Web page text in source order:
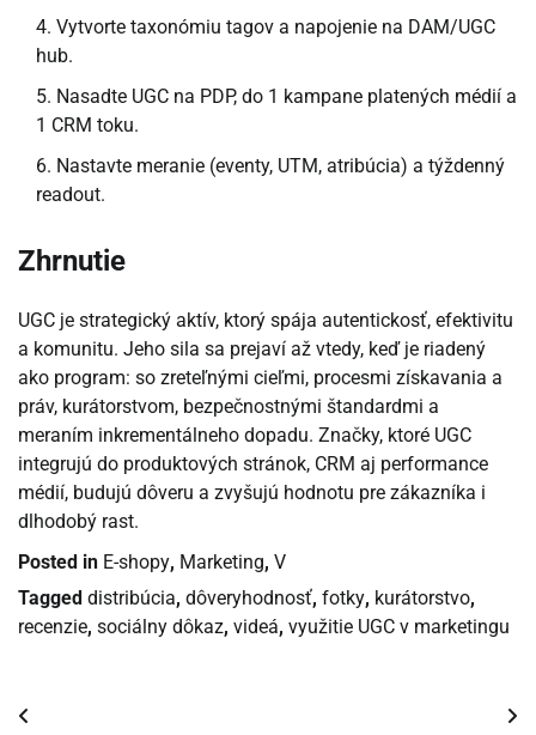
Vytvorte taxonómiu tagov a napojenie na DAM/UGC
hub.
Nasadte UGC na PDP, do 1 kampane platených médií a
1 CRM toku.
Nastavte meranie (eventy, UTM, atribúcia) a týždenný
readout.
Zhrnutie
UGC je strategický aktív, ktorý spája autentickosť, efektivitu
a komunitu. Jeho sila sa prejaví až vtedy, keď je riadený
ako program: so zreteľnými cieľmi, procesmi získavania a
práv, kurátorstvom, bezpečnostnými štandardmi a
meraním inkrementálneho dopadu. Značky, ktoré UGC
integrujú do produktových stránok, CRM aj performance
médií, budujú dôveru a zvyšujú hodnotu pre zákazníka i
dlhodobý rast.
Posted in E-shopy, Marketing, V
Tagged distribúcia, dôveryhodnosť, fotky, kurátorstvo,
recenzie, sociálny dôkaz, videá, využitie UGC v marketingu
Navigácia